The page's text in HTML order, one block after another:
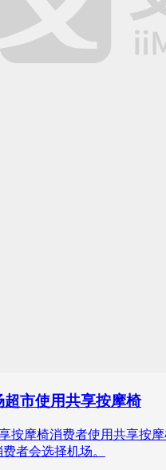
市使用共享按摩椅
按摩椅消费者使用共享
者会选择机场。